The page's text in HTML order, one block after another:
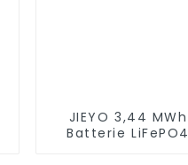
JIEYO 3,44 MWh
Batterie LiFePO4